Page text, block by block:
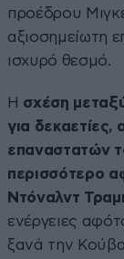
προέδρου
αξιοσημείωτη
ισχυρό θεσμό.
Η σχέση
για δεκαετίες,
επαναστατών
περισσότερο
Ντόναλντ
ενέργειες
ξανά την